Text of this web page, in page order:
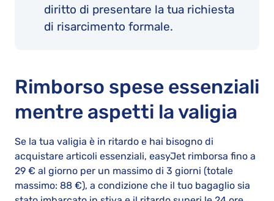
diritto di presentare la tua richiesta
di risarcimento formale.
Rimborso spese essenziali
mentre aspetti la valigia
Se la tua valigia è in ritardo e hai bisogno di
acquistare articoli essenziali, easyJet rimborsa fino a
29 € al giorno per un massimo di 3 giorni (totale
massimo: 88 €), a condizione che il tuo bagaglio sia